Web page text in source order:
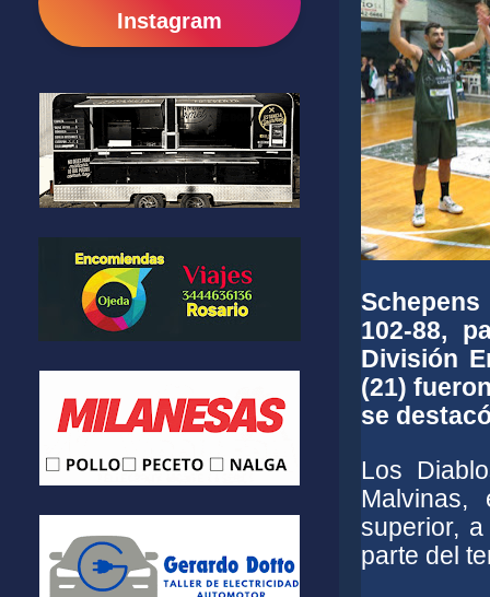
102-88,
División
(21)
se
Los
superior,
parte del
Instagram